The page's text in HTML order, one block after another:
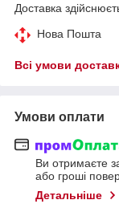
Доставка
Нова Пошта
Всі умови
Умови оплати
Ви отримаєте
або гроші
Детальніше